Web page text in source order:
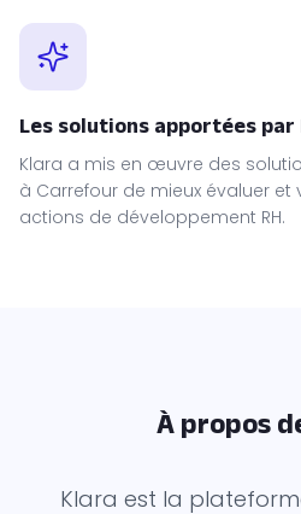
Les solutions apportées par
Klara a mis en œuvre des
à Carrefour de mieux évaluer
actions de développement RH.
À propos
Klara est la